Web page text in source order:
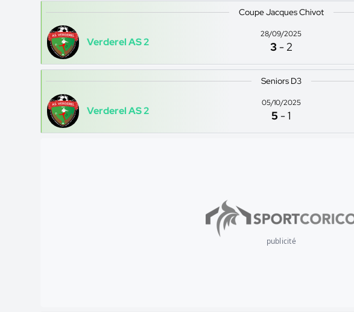
Coupe Jacques Chivot
Verderel AS 2
28/09/2025
3 -2
Seniors D3
Verderel AS 2
05/10/2025
5 -1
publicité